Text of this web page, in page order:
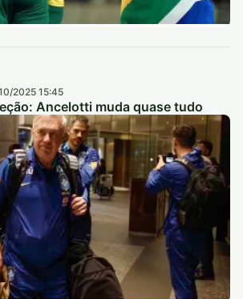
2025 15:45
Ancelotti muda quase tudo